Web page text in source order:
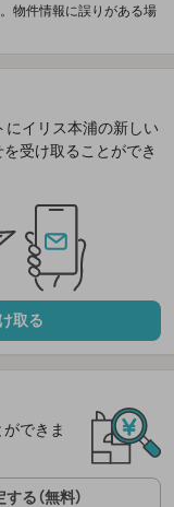
物件情報に誤りがある場
にイリス本浦の新しい
受け取ることができ
取る
できま
る（無料）